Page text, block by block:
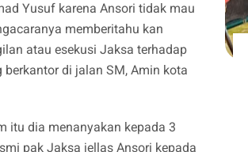
Yusuf karena Ansori tidak mau
memberitahu kan
atau esekusi Jaksa terhadap
di jalan SM, Amin kota
itu dia menanyakan kepada 3
pak Jaksa jellas Ansori kepada